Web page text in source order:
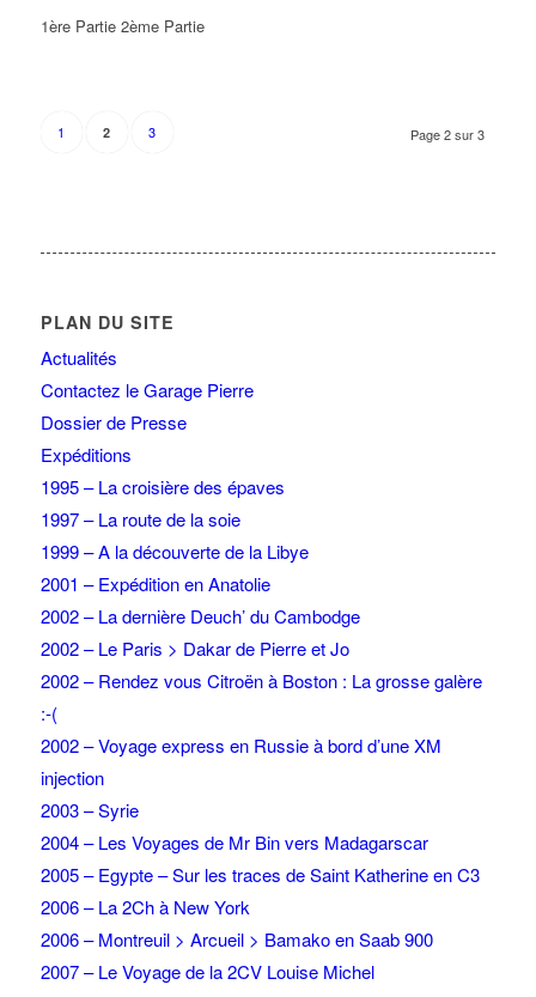
1ère Partie 2ème Partie
Page 2 sur 3
1 2 3
PLAN DU SITE
Actualités
Contactez le Garage Pierre
Dossier de Presse
Expéditions
1995 – La croisière des épaves
1997 – La route de la soie
1999 – A la découverte de la Libye
2001 – Expédition en Anatolie
2002 – La dernière Deuch’ du Cambodge
2002 – Le Paris > Dakar de Pierre et Jo
2002 – Rendez vous Citroën à Boston : La grosse galère
:-(
2002 – Voyage express en Russie à bord d’une XM
injection
2003 – Syrie
2004 – Les Voyages de Mr Bin vers Madagarscar
2005 – Egypte – Sur les traces de Saint Katherine en C3
2006 – La 2Ch à New York
2006 – Montreuil > Arcueil > Bamako en Saab 900
2007 – Le Voyage de la 2CV Louise Michel